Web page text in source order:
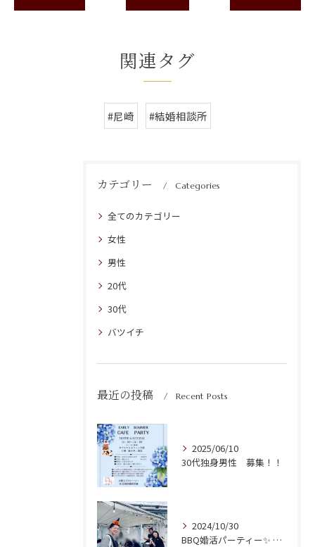
関連タグ
#尼崎 #結婚相談所
カテゴリー Categories
全てのカテゴリー
女性
男性
20代
30代
バツイチ
最近の投稿 Recent Posts
2025/06/10
30代独身男性 募集！！
2024/10/30
BBQ婚活パーティー✨ 開催ご報告！